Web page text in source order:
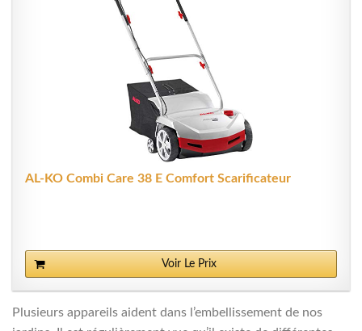
AL-KO Combi Care 38 E Comfort Scarificateur
Voir Le Prix
Plusieurs appareils aident dans l’embellissement de nos